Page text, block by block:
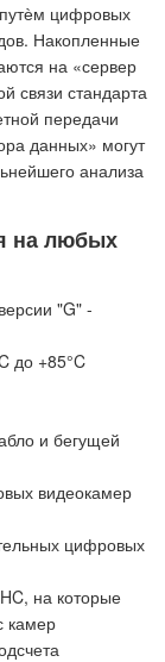
цифровых
Накопленные
на «сервер
связи стандарта
передачи
данных» могут
анализа
на любых
"G" -
до +85°C
и бегущей
видеокамер
цифровых
на которые
камер